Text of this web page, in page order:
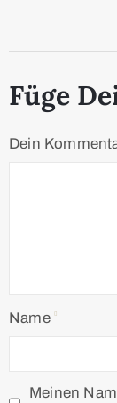
Füge
Dein
Name
Meinen